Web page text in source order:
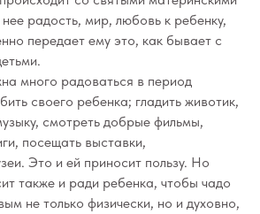
радость, мир, любовь к ребенку,
передает ему это, как бывает с
много радоваться в период
своего ребенка; гладить животик,
смотреть добрые фильмы,
посещать выставки,
Это и ей приносит пользу. Но
также и ради ребенка, чтобы чадо
не только физически, но и духовно,